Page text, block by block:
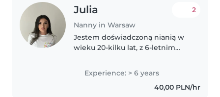
Julia
Nanny in Warsaw
2
Jestem doświadczoną nianią w
wieku 20-kilku lat, z 6-letnim
niemowlaków po uczniów szkoły
podstawowej. Posiadam
Experience: > 6 years
40,00 PLN/hr